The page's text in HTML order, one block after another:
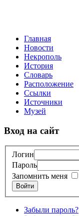
Главная
Новости
Некрополь
История
Словарь
Расположение
Ссылки
Источники
Музей
Вход на сайт
Логин
Пароль
Запомнить меня
Войти
Забыли пароль?